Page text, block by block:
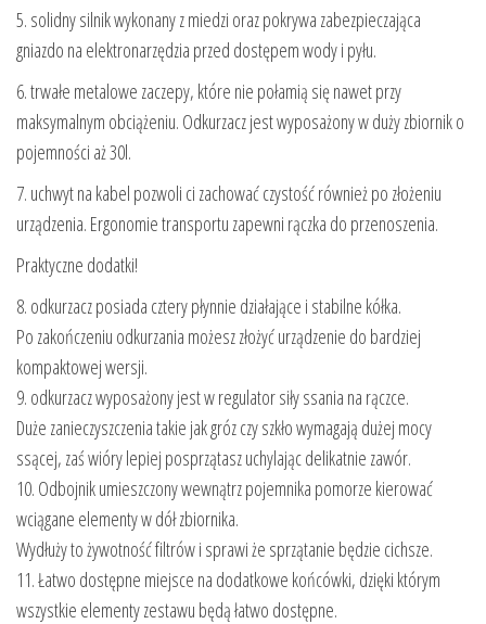
5. solidny silnik wykonany z miedzi oraz pokrywa zabezpieczająca
gniazdo na elektronarzędzia przed dostępem wody i pyłu.
6. trwałe metalowe zaczepy, które nie połamią się nawet przy
maksymalnym obciążeniu. Odkurzacz jest wyposażony w duży zbiornik o
pojemności aż 30l.
7. uchwyt na kabel pozwoli ci zachować czystość również po złożeniu
urządzenia. Ergonomie transportu zapewni rączka do przenoszenia.
Praktyczne dodatki!
8. odkurzacz posiada cztery płynnie działające i stabilne kółka.
Po zakończeniu odkurzania możesz złożyć urządzenie do bardziej
kompaktowej wersji.
9. odkurzacz wyposażony jest w regulator siły ssania na rączce.
Duże zanieczyszczenia takie jak gróz czy szkło wymagają dużej mocy
ssącej, zaś wióry lepiej posprzątasz uchylając delikatnie zawór.
10. Odbojnik umieszczony wewnątrz pojemnika pomorze kierować
wciągane elementy w dół zbiornika.
Wydłuży to żywotność filtrów i sprawi że sprzątanie będzie cichsze.
11. Łatwo dostępne miejsce na dodatkowe końcówki, dzięki którym
wszystkie elementy zestawu będą łatwo dostępne.